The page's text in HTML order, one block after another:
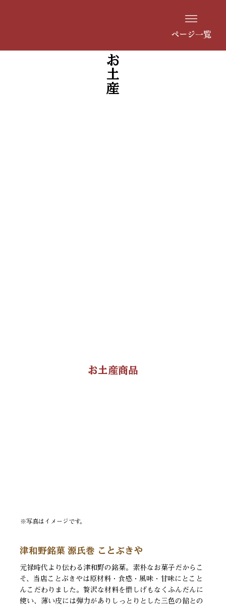
ページ一覧
お土産
お土産商品
※写真はイメージです。
津和野銘菓 源氏巻 ことぶきや
元禄時代より伝わる津和野の銘菓。素朴なお菓子だからこ
そ、当店ことぶきやは原材料・食感・風味・甘味にとこと
んこだわりました。贅沢な材料を惜しげもなくふんだんに
使い、薄い皮には弾力がありしっとりとした三色の餡との